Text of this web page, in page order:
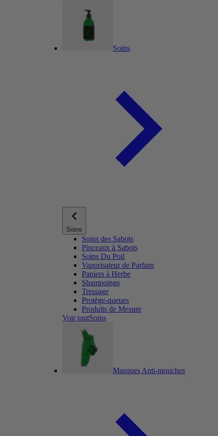
Soins
Soins
Soins des Sabots
Pinceaux à Sabots
Soins Du Poil
Vaporisateur de Parfum
Paniers à Herbe
Shampoings
Tressage
Protège-queues
Produits de Mesure
Voir toutSoins
Masques Anti-mouches